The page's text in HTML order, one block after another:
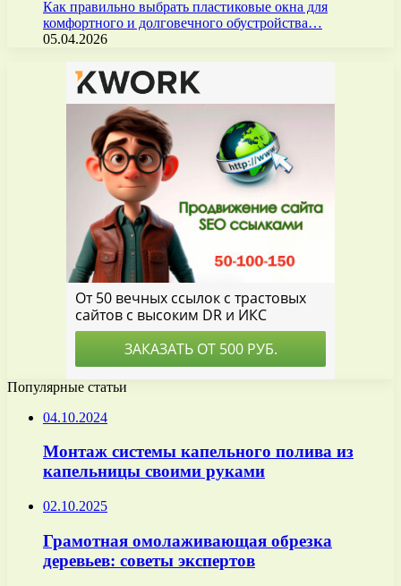
Как правильно выбрать пластиковые окна для
комфортного и долговечного обустройства…
05.04.2026
Популярные статьи
04.10.2024
Монтаж системы капельного полива из
капельницы своими руками
02.10.2025
Грамотная омолаживающая обрезка
деревьев: советы экспертов